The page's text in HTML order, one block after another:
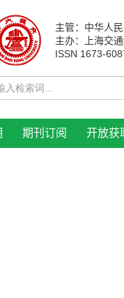
主管：中华人
主办：上海交
ISSN 1673-
期刊订阅 开放获